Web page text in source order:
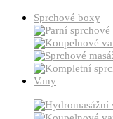
Sprchové boxy
Vany